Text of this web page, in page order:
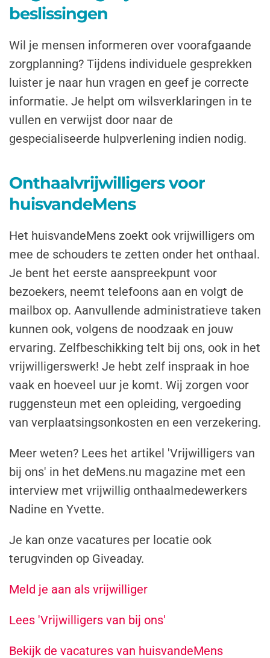
beslissingen
Wil je mensen informeren over voorafgaande
zorgplanning? Tijdens individuele gesprekken
luister je naar hun vragen en geef je correcte
informatie. Je helpt om wilsverklaringen in te
vullen en verwijst door naar de
gespecialiseerde hulpverlening indien nodig.
Onthaalvrijwilligers voor
huisvandeMens
Het huisvandeMens zoekt ook vrijwilligers om
mee de schouders te zetten onder het onthaal.
Je bent het eerste aanspreekpunt voor
bezoekers, neemt telefoons aan en volgt de
mailbox op. Aanvullende administratieve taken
kunnen ook, volgens de noodzaak en jouw
ervaring. Zelfbeschikking telt bij ons, ook in het
vrijwilligerswerk! Je hebt zelf inspraak in hoe
vaak en hoeveel uur je komt. Wij zorgen voor
ruggensteun met een opleiding, vergoeding
van verplaatsingsonkosten en een verzekering.
Meer weten? Lees het artikel 'Vrijwilligers van
bij ons' in het deMens.nu magazine met een
interview met vrijwillig onthaalmedewerkers
Nadine en Yvette.
Je kan onze vacatures per locatie ook
terugvinden op Giveaday.
Meld je aan als vrijwilliger
Lees 'Vrijwilligers van bij ons'
Bekijk de vacatures van huisvandeMens